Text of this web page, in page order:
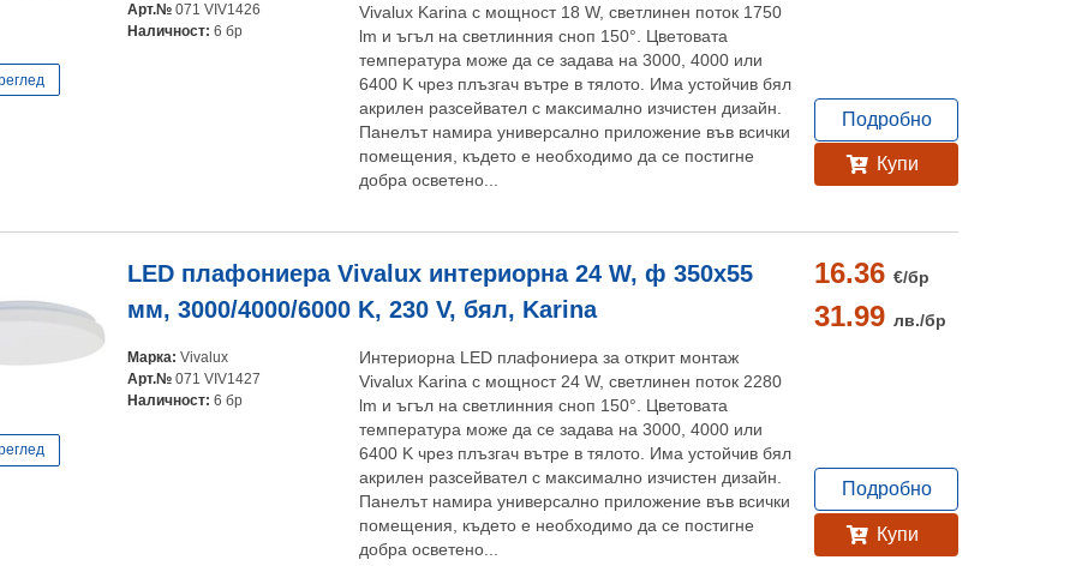
Арт.№ 071 VIV1426
Наличност: 6 бр
Vivalux Karina с мощност 18 W, светлинен поток 1750
lm и ъгъл на светлинния сноп 150°. Цветовата
температура може да се задава на 3000, 4000 или
6400 K чрез плъзгач вътре в тялото. Има устойчив бял
акрилен разсейвател с максимално изчистен дизайн.
Панелът намира универсално приложение във всички
помещения, където е необходимо да се постигне
добра осветено...
Подробно
Купи
LED плафониера Vivalux интериорна 24 W, ф 350x55
мм, 3000/4000/6000 K, 230 V, бял, Karina
Марка: Vivalux
Арт.№ 071 VIV1427
Наличност: 6 бр
Интериорна LED плафониера за открит монтаж
Vivalux Karina с мощност 24 W, светлинен поток 2280
lm и ъгъл на светлинния сноп 150°. Цветовата
температура може да се задава на 3000, 4000 или
6400 K чрез плъзгач вътре в тялото. Има устойчив бял
акрилен разсейвател с максимално изчистен дизайн.
Панелът намира универсално приложение във всички
помещения, където е необходимо да се постигне
добра осветено...
16.36 €/бр
31.99 лв./бр
Подробно
Купи